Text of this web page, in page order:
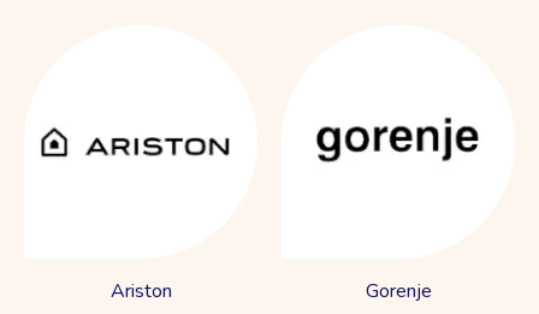
Ariston Gorenje